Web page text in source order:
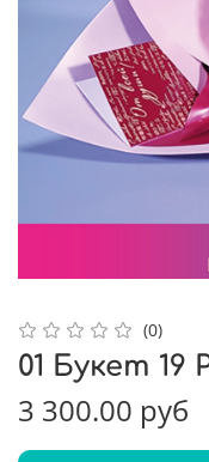
(0)
01 Букет 19
3 300.00 руб